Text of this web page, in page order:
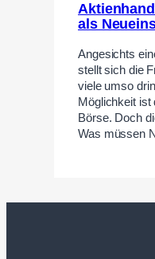
als
Angesichts
stellt sich die
viele umso
Möglichkeit ist
Börse. Doch
Was müssen